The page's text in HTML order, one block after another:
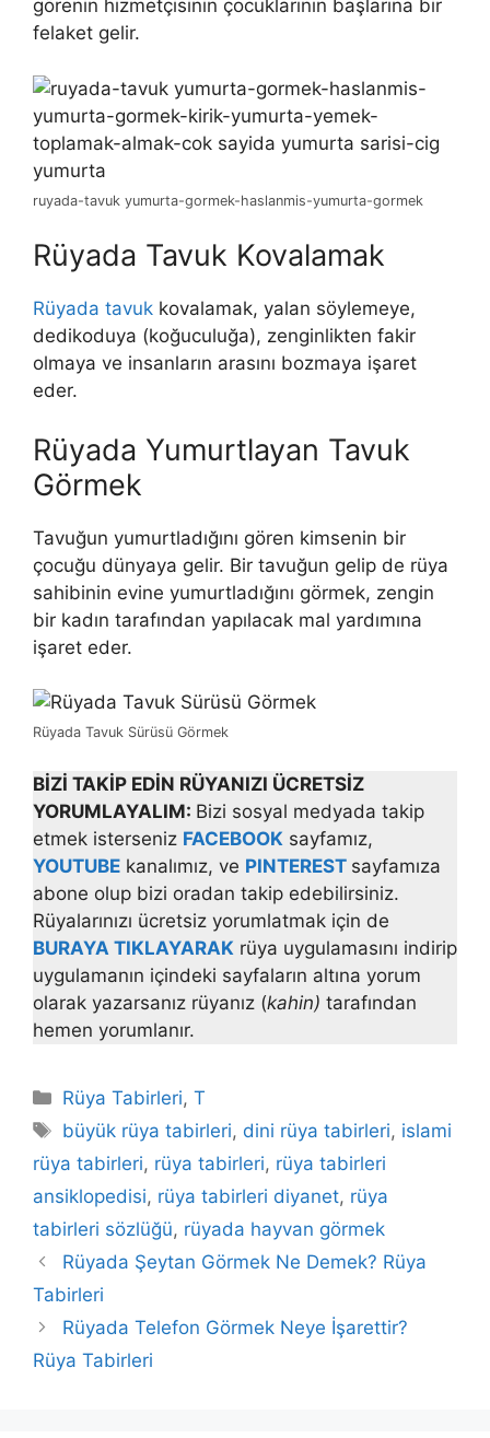
görenin hizmetçisinin çocuklarının başlarına bir
felaket gelir.
ruyada-tavuk yumurta-gormek-haslanmis-yumurta-gormek
Rüyada Tavuk Kovalamak
Rüyada tavuk kovalamak, yalan söylemeye,
dedikoduya (koğuculuğa), zenginlikten fakir
olmaya ve insanların arasını bozmaya işaret
eder.
Rüyada Yumurtlayan Tavuk
Görmek
Tavuğun yumurtladığını gören kimsenin bir
çocuğu dünyaya gelir. Bir tavuğun gelip de rüya
sahibinin evine yumurtladığını görmek, zengin
bir kadın tarafından yapılacak mal yardımına
işaret eder.
Rüyada Tavuk Sürüsü Görmek
BİZİ TAKİP EDİN RÜYANIZI ÜCRETSİZ
YORUMLAYALIM: Bizi sosyal medyada takip
etmek isterseniz FACEBOOK sayfamız,
YOUTUBE kanalımız, ve PINTEREST sayfamıza
abone olup bizi oradan takip edebilirsiniz.
Rüyalarınızı ücretsiz yorumlatmak için de
BURAYA TIKLAYARAK rüya uygulamasını indirip
uygulamanın içindeki sayfaların altına yorum
olarak yazarsanız rüyanız (kahin) tarafından
hemen yorumlanır.
Kategoriler
Rüya Tabirleri,T
Etiketler
büyük rüya tabirleri, dini rüya tabirleri, islami
rüya tabirleri, rüya tabirleri, rüya tabirleri
ansiklopedisi, rüya tabirleri diyanet, rüya
tabirleri sözlüğü, rüyada hayvan görmek
Rüyada Şeytan Görmek Ne Demek? Rüya
Tabirleri
Rüyada Telefon Görmek Neye İşarettir?
Rüya Tabirleri